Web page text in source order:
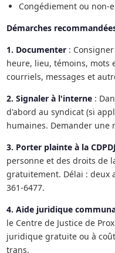
Congédiement ou non-
Démarches
1. Documenter :
heure, lieu, témoins, mots
courriels, messages et
2. Signaler à l'interne :
d'abord au syndicat (si
humaines. Demander une
3. Porter plainte à la CDPDJ
personne et des droits de
gratuitement. Délai : deux
361-6477.
4. Aide juridique
le Centre de Justice de
juridique gratuite ou à
trans.